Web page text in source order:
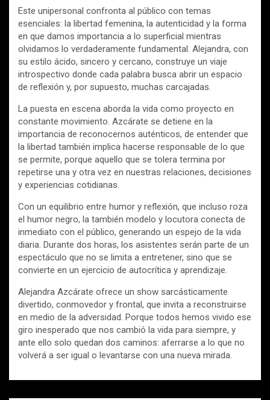
Este unipersonal confronta al público con temas
esenciales: la libertad femenina, la autenticidad y la forma
en que damos importancia a lo superficial mientras
olvidamos lo verdaderamente fundamental. Alejandra, con
su estilo ácido, sincero y cercano, construye un viaje
introspectivo donde cada palabra busca abrir un espacio
de reflexión y, por supuesto, muchas carcajadas.
La puesta en escena aborda la vida como proyecto en
constante movimiento. Azcárate se detiene en la
importancia de reconocernos auténticos, de entender que
la libertad también implica hacerse responsable de lo que
se permite, porque aquello que se tolera termina por
repetirse una y otra vez en nuestras relaciones, decisiones
y experiencias cotidianas.
Con un equilibrio entre humor y reflexión, que incluso roza
el humor negro, la también modelo y locutora conecta de
inmediato con el público, generando un espejo de la vida
diaria. Durante dos horas, los asistentes serán parte de un
espectáculo que no se limita a entretener, sino que se
convierte en un ejercicio de autocrítica y aprendizaje.
Alejandra Azcárate ofrece un show sarcásticamente
divertido, conmovedor y frontal, que invita a reconstruirse
en medio de la adversidad. Porque todos hemos vivido ese
giro inesperado que nos cambió la vida para siempre, y
ante ello solo quedan dos caminos: aferrarse a lo que no
volverá a ser igual o levantarse con una nueva mirada.